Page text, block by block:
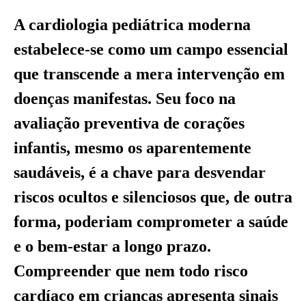
A cardiologia pediátrica moderna
estabelece-se como um campo essencial
que transcende a mera intervenção em
doenças manifestas. Seu foco na
avaliação preventiva de corações
infantis, mesmo os aparentemente
saudáveis, é a chave para desvendar
riscos ocultos e silenciosos que, de outra
forma, poderiam comprometer a saúde
e o bem-estar a longo prazo.
Compreender que nem todo risco
cardíaco em crianças apresenta sinais